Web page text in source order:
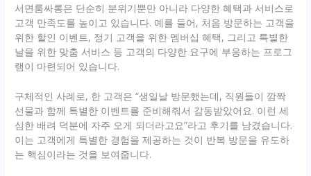
서면룸싸롱은 단순히 분위기뿐만 아니라 다양한 혜택과 서비스로
고객 만족도를 높이고 있습니다. 예를 들어, 처음 방문하는 고객을
위한 할인 이벤트, 정기 고객을 위한 멤버십 혜택, 그리고 특별한
날을 위한 맞춤 서비스 등 고객의 다양한 요구에 부응하는 프로그
램이 마련되어 있습니다.
구체적인 사례로, 한 고객은 “생일날 방문했는데, 직원들이 깜짝
선물과 함께 특별한 이벤트를 준비해줘서 감동받았어요. 이런 세
심한 배려 덕분에 자주 오게 되더라고요”라고 후기를 남겼습니다.
이는 고객에게 특별한 경험을 제공하는 것이 반복 방문을 유도하
는 핵심이라는 것을 보여줍니다.